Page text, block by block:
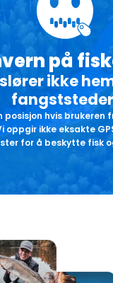
på
ikke
posisjon hvis brukeren
oppgir ikke eksakte
for å beskytte fisk